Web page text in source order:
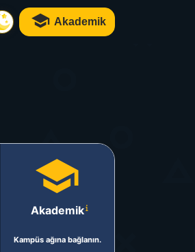
Akademik
Akademik
Kampüs ağına bağlanın.